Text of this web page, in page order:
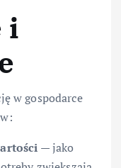
i
w gospodarce
— jako